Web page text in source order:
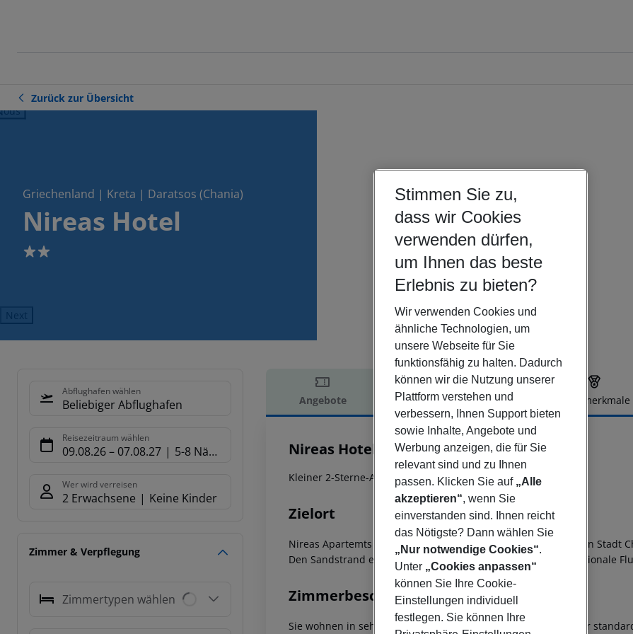
Zurück zur Übersicht
Griechenland | Kreta | Daratsos (Chania)
Nireas Hotel
2
Next
Abflughafen wählen
Beliebiger Abflughafen
Reisezeitraum wählen
09.08.26– 07.08.27 5-8 Nächte
Wer wird verreisen
2 Erwachsene Keine Kinder
Zimmer & Verpflegung
Zimmertypen wählen
Angebote Hotelbeschreibung Hotelmerkmale
Hotelbeschreibung
Nireas Hotel
Kleiner 2-Sterne-Apartmentkomplex in ruhiger Hanglage!
Zielort
Nireas Apartemts befindet sich etwa 3 km von der wundervollen Stadt
Den Sandstrand erreichen Sie nach ca. 400 m und der internationale
Zimmerbeschreibung
Sie wohnen in sehr geschmackvoll eingerichteten Zimmern, zur
Stimmen Sie zu,
dass wir Cookies
verwenden dürfen,
um Ihnen das beste
Erlebnis zu bieten?
Wir verwenden Cookies und
ähnliche Technologien, um
unsere Webseite für Sie
funktionsfähig zu halten. Dadurch
können wir die Nutzung unserer
Plattform verstehen und
verbessern, Ihnen Support bieten
sowie Inhalte, Angebote und
Werbung anzeigen, die für Sie
relevant sind und zu Ihnen
passen. Klicken Sie auf „Alle
akzeptieren“, wenn Sie
einverstanden sind. Ihnen reicht
das Nötigste? Dann wählen Sie
„Nur notwendige Cookies“.
Unter „Cookies anpassen“
können Sie Ihre Cookie-
Einstellungen individuell
festlegen. Sie können Ihre